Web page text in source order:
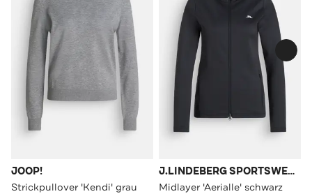
JOOP!
Strickpullover 'Kendi' grau
J.LINDEBERG SPORTSWEAR
Midlayer 'Aerialle' schwarz